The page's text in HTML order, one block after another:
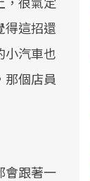
得這招還
小汽車也
那個店員
會跟著一